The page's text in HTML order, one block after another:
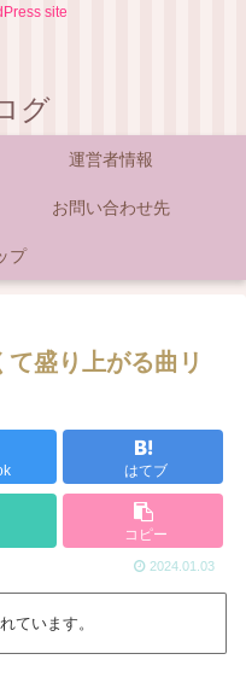
site
グ
運営者情報
お問い合わせ先
プ
盛り上がる曲リ
はてブ
コピー
2024.01.03
ています。